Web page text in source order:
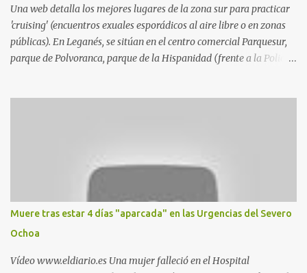
Una web detalla los mejores lugares de la zona sur para practicar
'cruising' (encuentros exuales esporádicos al aire libre o en zonas
públicas). En Leganés, se sitúan en el centro comercial Parquesur,
parque de Polvoranca, parque de la Hispanidad (frente a la Policía
estadio municipal de Butarque) y caminos entre el estadio y Plaza
Nueva. Otro lugar: Escombrera de Polvoranca, entre Leganés y
Móstoles También en el parque de la Hispanidad, situado frente a
la Policía Local de Leganés de la calle Chile, 1, y junto al
cementerio de Butarque". Más información
Muere tras estar 4 días "aparcada" en las Urgencias del Severo
Ochoa
Vídeo www.eldiario.es Una mujer falleció en el Hospital